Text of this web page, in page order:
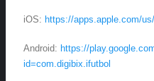
iOS: https://apps.apple.com/
Android: https://
id=com.digibix.ifutbol